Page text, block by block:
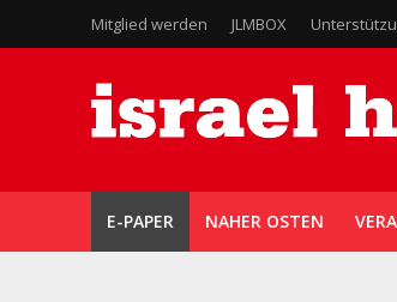
Mitglied werden JLMBOX
E-PAPER NAHER OSTEN